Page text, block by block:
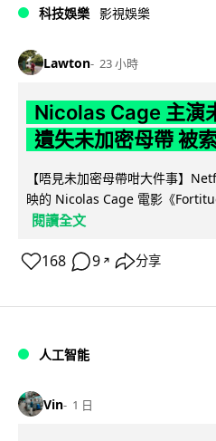
科技娛樂 影視娛樂
Lawton 23 小時
Nicolas Cage 主演
遺失未加密母帶 被
【唔見未加密母帶咁大件事】
映的 Nicolas Cage 電影《
閱讀全文
168 9 ↗ 分享
人工智能
Vin 1 日